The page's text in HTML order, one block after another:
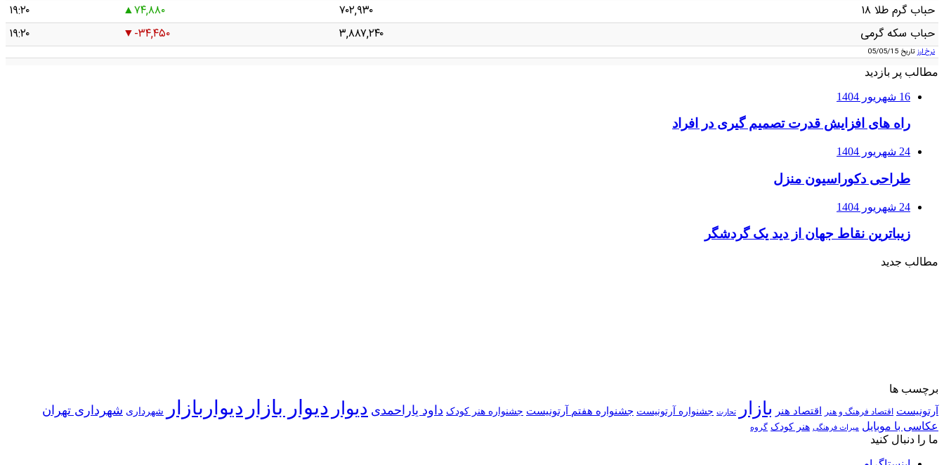
حباب گرم طلا ۱۸
۷۰۲,۹۳۰ ۷۴,۸۸۰
۱۹:۲۰
حباب سکه گرمی
۳,۸۸۷,۲۴۰ -۳۴,۴۵۰ ۱۹:۲۰
نرخ ارزتاریخ 05/05/15
مطالب پر بازدید
16 شهریور 1404
راه های افزایش قدرت تصمیم گیری در افراد
24 شهریور 1404
طراحی دکوراسیون منزل
24 شهریور 1404
زیباترین نقاط جهان از دید یک گردشگر
مطالب جدید
برچسب ها
آرتونیست
اقتصاد فرهنگ و هنر اقتصاد هنر بازار تحارت جشنواره آرتونیست جشنواره هفتم آرتونیست جشنواره هنر کودک داود یاراحمدی دیوار دیوار بازار دیواربازار شهرداری شهرداری تهران
عکاسی با موبایل میراث فرهنگی هنر کودک گروه
ما را دنبال کنید